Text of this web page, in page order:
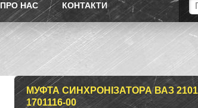
ПРО НАС КОНТАКТИ
МУФТА СИНХРОНІЗАТОРА ВАЗ 2101
1701116-00